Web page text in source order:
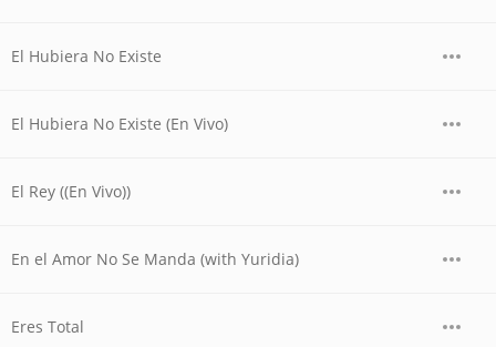
El Hubiera No Existe
El Hubiera No Existe (En Vivo)
El Rey ((En Vivo))
En el Amor No Se Manda (with Yuridia)
Eres Total